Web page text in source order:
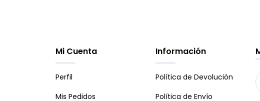
Mi Cuenta
Perfil
Mis Pedidos
Información
Política de Devolución
Política de Envío